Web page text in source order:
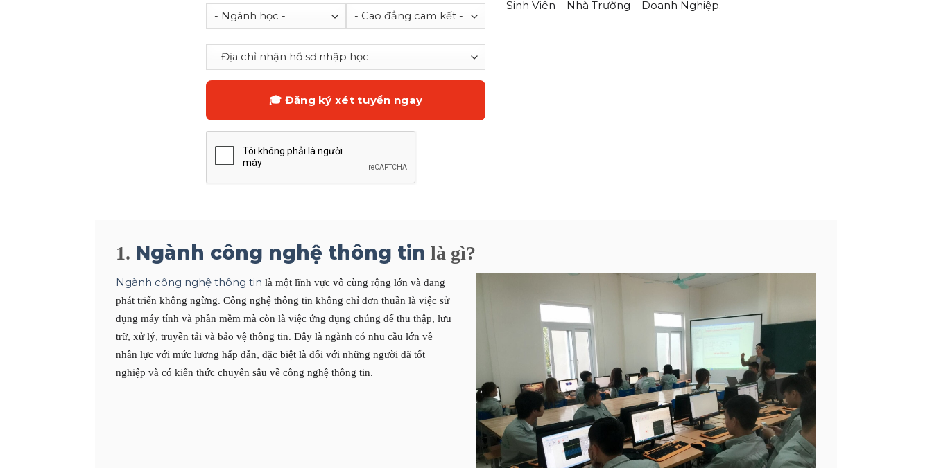
Sinh Viên – Nhà Trường – Doanh Nghiệp.
1. Ngành công nghệ thông tin là gì?
Ngành công nghệ thông tin là một lĩnh vực vô cùng rộng lớn và đang
phát triển không ngừng. Công nghệ thông tin không chỉ đơn thuần là việc sử
dụng máy tính và phần mềm mà còn là việc ứng dụng chúng để thu thập, lưu
trữ, xử lý, truyền tải và bảo vệ thông tin. Đây là ngành có nhu cầu lớn về
nhân lực với mức lương hấp dẫn, đặc biệt là đối với những người đã tốt
nghiệp và có kiến thức chuyên sâu về công nghệ thông tin.